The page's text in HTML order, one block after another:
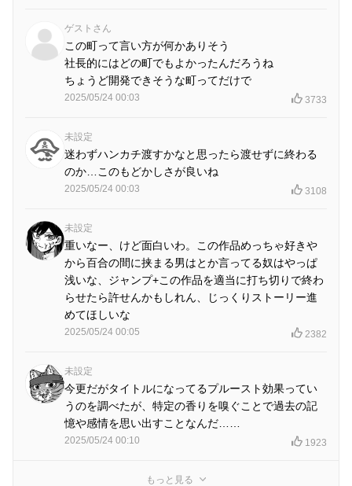
ゲストさん
この町って言い方が何かありそう
社長的にはどの町でもよかったんだろうね
ちょうど開発できそうな町ってだけで
2025/05/24 00:03 3733
未設定
迷わずハンカチ渡すかなと思ったら渡せずに終わる
のか…このもどかしさが良いね
2025/05/24 00:03 3108
未設定
重いなー、けど面白いわ。この作品めっちゃ好きや
から百合の間に挟まる男はとか言ってる奴はやっぱ
浅いな、ジャンプ+この作品を適当に打ち切りで終わ
らせたら許せんかもしれん、じっくりストーリー進
めてほしいな
2025/05/24 00:05 2382
未設定
今更だがタイトルになってるプルースト効果ってい
うのを調べたが、特定の香りを嗅ぐことで過去の記
憶や感情を思い出すことなんだ……
2025/05/24 00:10 1923
もっと見る